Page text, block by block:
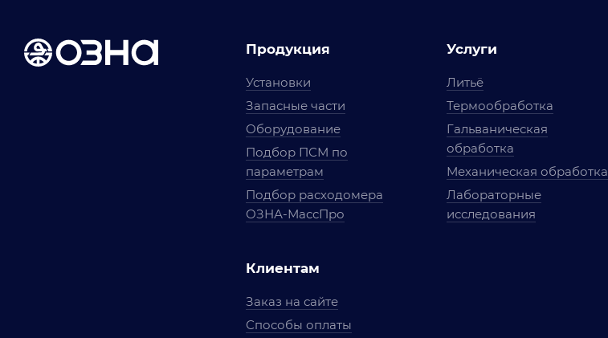
Продукция
Установки
Запасные части
Оборудование
Подбор ПСМ по
параметрам
Подбор расходомера
ОЗНА-МассПро
Клиентам
Заказ на сайте
Способы оплаты
Услуги
Литьё
Термообработка
Гальваническая
обработка
Механическая обработка
Лабораторные
исследования